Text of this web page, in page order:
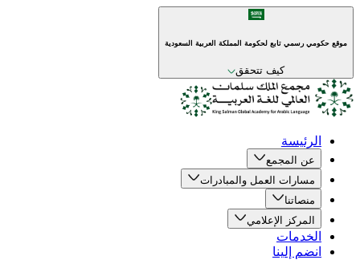
موقع حكومي رسمي تابع لحكومة المملكة العربية السعودية
كيف تتحقق
الرئيسة
عن المجمع
مسارات العمل والمبادرات
منصاتنا
المركز الإعلامي
الخدمات
انضم إلينا